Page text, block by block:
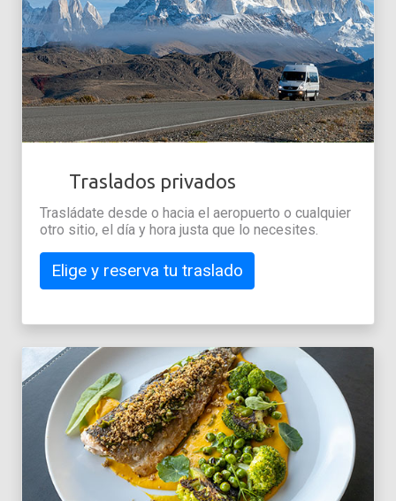
Traslados privados
Trasládate desde o hacia el aeropuerto o cualquier
otro sitio, el día y hora justa que lo necesites.
Elige y reserva tu traslado